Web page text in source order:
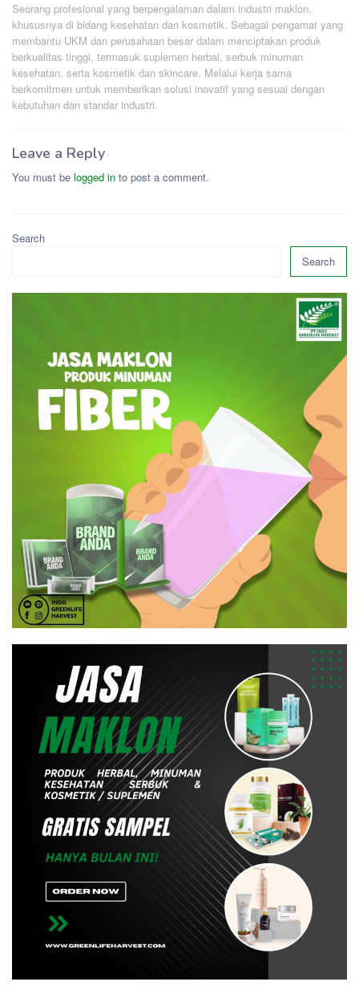
Seorang profesional yang berpengalaman dalam industri maklon,
khususnya di bidang kesehatan dan kosmetik. Sebagai pengamat yang
membantu UKM dan perusahaan besar dalam menciptakan produk
berkualitas tinggi, termasuk suplemen herbal, serbuk minuman
kesehatan, serta kosmetik dan skincare. Melalui kerja sama
berkomitmen untuk memberikan solusi inovatif yang sesuai dengan
kebutuhan dan standar industri.
Leave a Reply
You must be logged in to post a comment.
Search
Search